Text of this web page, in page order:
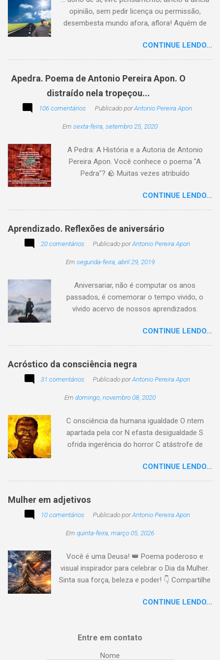
opinião, sem pedir licença ou permissão,
desembesta mundo afora, aflora! Aquém de
sem pitaco, intromissão... Antonio Pereira
Apon. No blog Filosofando na vida , a
uma frase, verso,
poesia, pensamento, mensagem… Sobre uma
imagem postada a cada quinzena. Acima, a
participação na segunda edição dessa
encantando . Segue a sós o caminhante,
itinerante pensador, sob o céu, sobre o
caminho, toca a vida a caminhar. Vem de
não tarda, não demora,
CONTINUE LENDO...
Apedra. Poema de Antonio Pereira Apon. O
distraído nela tropeçou...
106 comentários Publicado porAntonio Pereira Apon
Em sexta-feira, setembro 25, 2020
A Pedra: A História e a Autoria de Antonio
Pereira Apon. Você conhece o poema "A
Pedra"? 🪨 Muitas vezes atribuído
é, na verdade, de autoria de Antonio Pereira
Apon, publicado pela primeira vez em 1999 no
utilidade de um objeto depende da perspectiva
de quem o usa. Se você encontrar este texto
creditado a outros nomes, ajude-nos a
compartilhando o crédito correto.
CONTINUE LENDO...
Aprendizado. Reflexões de aniversário
20 comentários Publicado porAntonio Pereira Apon
Em segunda-feira, abril 29, 2019
Aniversariar, não é computar os anos
passados, é comemorar o tempo vivido, o
vívido acervo de nossos aprendizados.
existir. Há quem simplesmente assista o tempo
e a vida passarem. Mas, há também quem
apenas passe alheio a tudo, tem quem aprenda
com o passar... Eu tenho aprendido:
CONTINUE LENDO...
Acróstico da consciência negra
31 comentários Publicado porAntonio Pereira Apon
Em domingo, novembro 08, 2020
C onsciência da humana igualdade O ntem
apartada pela cor N efasta desigualdade S
ofrida ingerência do horror C atástrofe de
tempo o preito N egritude sempre linda C ultura
multicolor I rmanados na cidadania A gentes
CONTINUE LENDO...
Mulher em adjetivos
10 comentários Publicado porAntonio Pereira Apon
Em quinta-feira, março 05, 2026
Você é uma Deusa! 👑 Poema poderoso e
visual inspirador para celebrar o Dia da Mulher.
Sinta sua força, beleza e poder! 👇 Compartilhe
arrepios! 👇 Este poema/música é uma
capturar a essência da mulher em todas as
suas facetas: da força de uma guerreira à
CONTINUE LENDO...
Entre em contato
Nome